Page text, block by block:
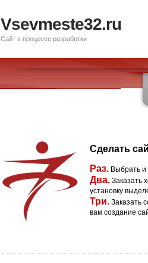
Vsevmeste32.ru
Сайт в процессе разработки
Сделать
Раз. Выбрать и
Два. Заказать
установку
Три. Заказать
вам создание